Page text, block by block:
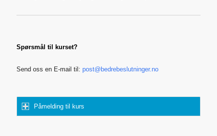
Spørsmål til kurset?
Send oss en E-mail til: post@bedrebeslutninger.no
Påmelding til kurs